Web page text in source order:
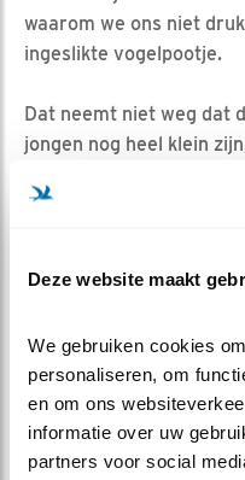
Deze website maakt
We gebruiken cookies
personaliseren, om
en om ons
informatie over uw
partners voor social
waarom we ons niet
ingeslikte vogelpootje.
Dat neemt niet weg dat
jongen nog heel klein
stukjes licht
prooien zorgvuldig
kunnen vleeseters met
darmstelsel toe dan
met vele andere
wel een heel